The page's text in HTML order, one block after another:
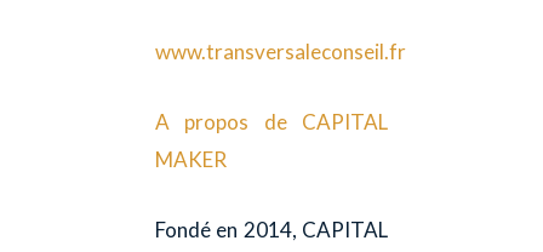
www.transversaleconseil.fr
A propos de CAPITAL
MAKER
Fondé en 2014, CAPITAL